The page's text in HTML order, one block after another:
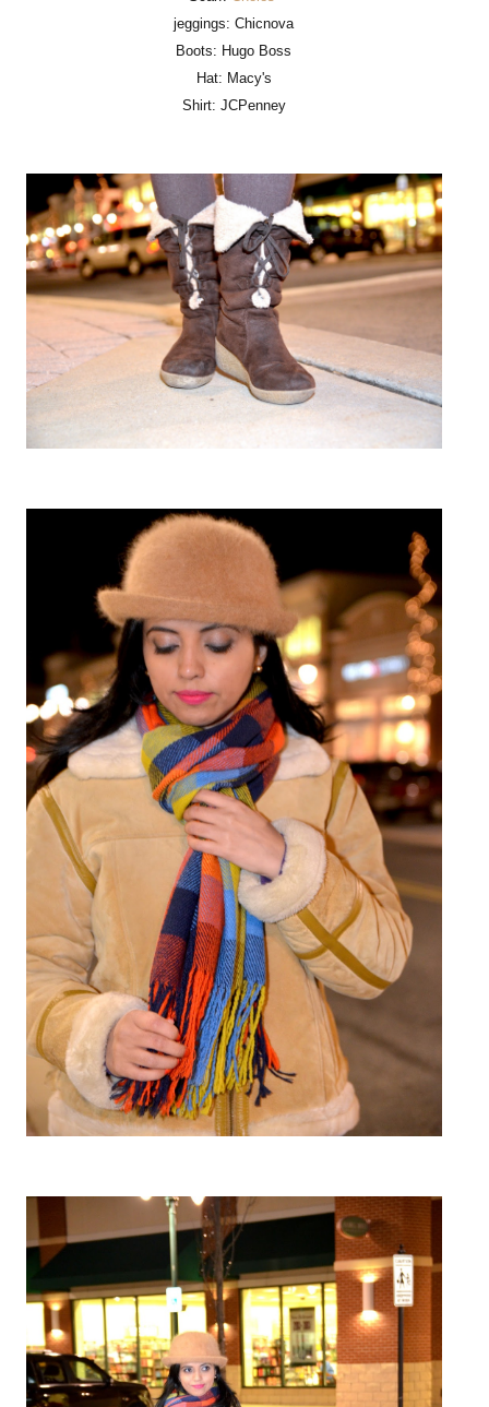
jeggings: Chicnova
Boots: Hugo Boss
Hat: Macy's
Shirt: JCPenney